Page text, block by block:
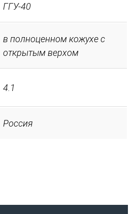
ГГУ-40
в полноценном кожухе с
открытым верхом
4.1
Россия